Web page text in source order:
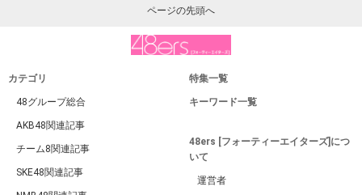
ページの先頭へ
カテゴリ
48グループ総合
AKB48関連記事
チーム8関連記事
SKE48関連記事
特集一覧
キーワード一覧
48ers [フォーティーエイターズ]につ
いて
運営者